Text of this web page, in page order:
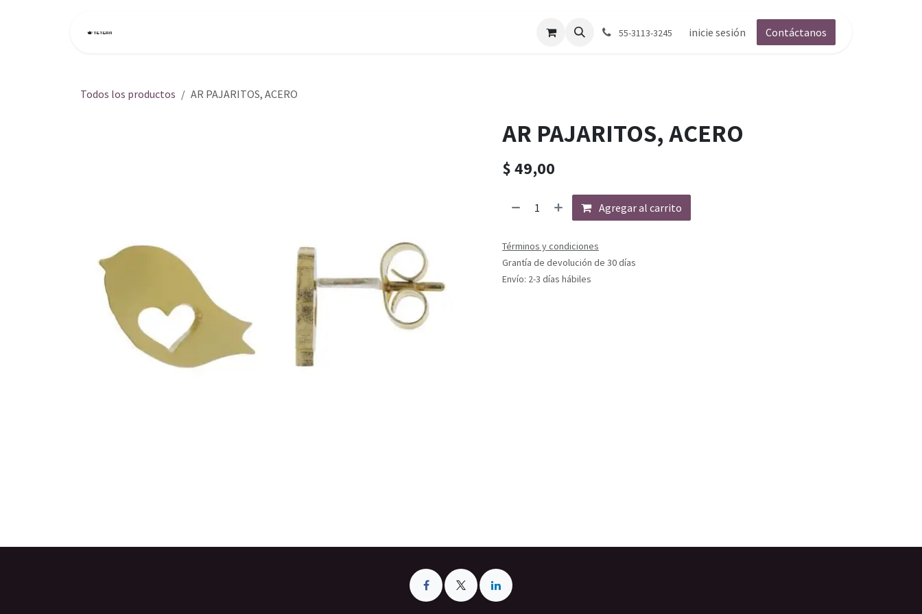
55-3113-3245 inicie sesión Contáctanos
Todos los productos AR PAJARITOS, ACERO
AR PAJARITOS, ACERO
$49,00
Agregar al carrito
Términos y condiciones
Grantía de devolución de 30 días
Envío: 2-3 días hábiles